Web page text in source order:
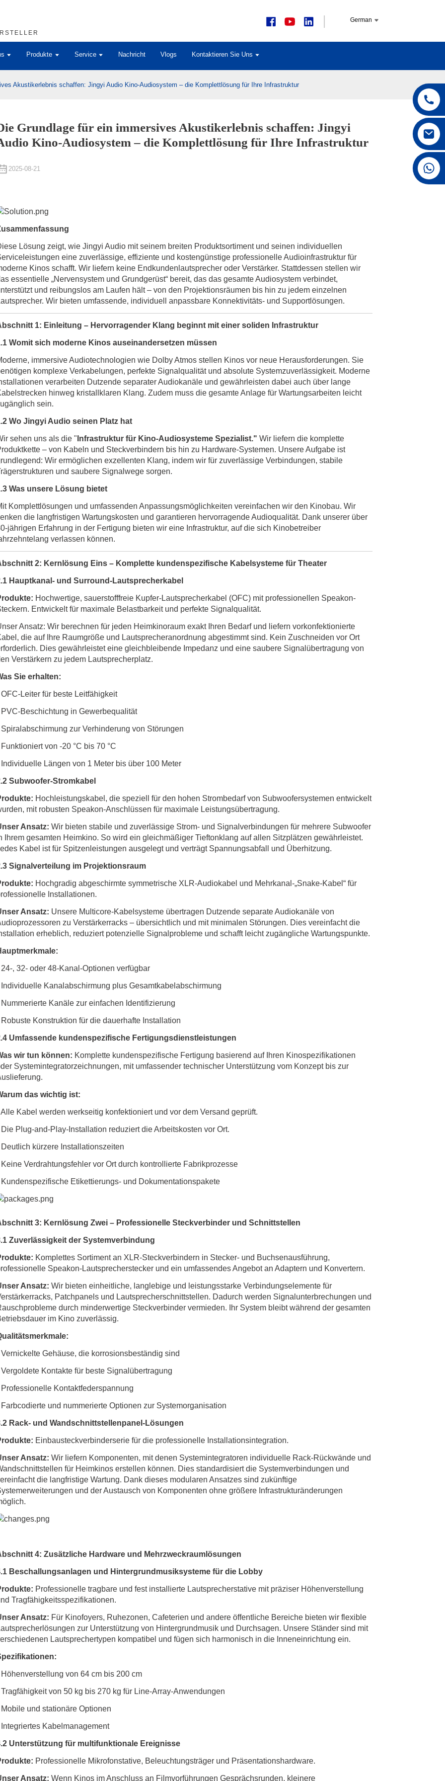
German
Produkte Service Nachricht Vlogs Kontaktieren Sie Uns
Akustikerlebnis schaffen: Jingyi Audio Kino-Audiosystem – die Komplettlösung für Ihre Infrastruktur
Grundlage für ein immersives Akustikerlebnis schaffen: Jingyi
Kino-Audiosystem – die Komplettlösung für Ihre Infrastruktur
2025-08-21
Lösung zeigt, wie Jingyi Audio mit seinem breiten Produktsortiment und seinen individuellen
eine zuverlässige, effiziente und kostengünstige professionelle Audioinfrastruktur für
Kinos schafft. Wir liefern keine Endkundenlautsprecher oder Verstärker. Stattdessen stellen wir
essentielle „Nervensystem und Grundgerüst“ bereit, das das gesamte Audiosystem verbindet,
und reibungslos am Laufen hält – von den Projektionsräumen bis hin zu jedem einzelnen
Wir bieten umfassende, individuell anpassbare Konnektivitäts- und Supportlösungen.
1: Einleitung – Hervorragender Klang beginnt mit einer soliden Infrastruktur
Womit sich moderne Kinos auseinandersetzen müssen
immersive Audiotechnologien wie Dolby Atmos stellen Kinos vor neue Herausforderungen. Sie
komplexe Verkabelungen, perfekte Signalqualität und absolute Systemzuverlässigkeit. Moderne
verarbeiten Dutzende separater Audiokanäle und gewährleisten dabei auch über lange
hinweg kristallklaren Klang. Zudem muss die gesamte Anlage für Wartungsarbeiten leicht
sein.
Wo Jingyi Audio seinen Platz hat
sehen uns als die " Infrastruktur für Kino-Audiosysteme Spezialist." Wir liefern die komplette
– von Kabeln und Steckverbindern bis hin zu Hardware-Systemen. Unsere Aufgabe ist
Wir ermöglichen exzellenten Klang, indem wir für zuverlässige Verbindungen, stabile
und saubere Signalwege sorgen.
Was unsere Lösung bietet
Komplettlösungen und umfassenden Anpassungsmöglichkeiten vereinfachen wir den Kinobau. Wir
die langfristigen Wartungskosten und garantieren hervorragende Audioqualität. Dank unserer über
jährigen Erfahrung in der Fertigung bieten wir eine Infrastruktur, auf die sich Kinobetreiber
verlassen können.
2: Kernlösung Eins – Komplette kundenspezifische Kabelsysteme für Theater
Hauptkanal- und Surround-Lautsprecherkabel
Hochwertige, sauerstofffreie Kupfer-Lautsprecherkabel (OFC) mit professionellen Speakon-
Entwickelt für maximale Belastbarkeit und perfekte Signalqualität.
Ansatz: Wir berechnen für jeden Heimkinoraum exakt Ihren Bedarf und liefern vorkonfektionierte
die auf Ihre Raumgröße und Lautsprecheranordnung abgestimmt sind. Kein Zuschneiden vor Ort
Dies gewährleistet eine gleichbleibende Impedanz und eine saubere Signalübertragung von
Verstärkern zu jedem Lautsprecherplatz.
Sie erhalten:
OFC-Leiter für beste Leitfähigkeit
PVC-Beschichtung in Gewerbequalität
Spiralabschirmung zur Verhinderung von Störungen
Funktioniert von -20 °C bis 70 °C
Individuelle Längen von 1 Meter bis über 100 Meter
Subwoofer-Stromkabel
Hochleistungskabel, die speziell für den hohen Strombedarf von Subwoofersystemen entwickelt
mit robusten Speakon-Anschlüssen für maximale Leistungsübertragung.
Ansatz: Wir bieten stabile und zuverlässige Strom- und Signalverbindungen für mehrere Subwoofer
Ihrem gesamten Heimkino. So wird ein gleichmäßiger Tieftonklang auf allen Sitzplätzen gewährleistet.
Kabel ist für Spitzenleistungen ausgelegt und verträgt Spannungsabfall und Überhitzung.
Signalverteilung im Projektionsraum
Hochgradig abgeschirmte symmetrische XLR-Audiokabel und Mehrkanal-„Snake-Kabel“ für
Installationen.
Ansatz: Unsere Multicore-Kabelsysteme übertragen Dutzende separate Audiokanäle von
zu Verstärkerracks – übersichtlich und mit minimalen Störungen. Dies vereinfacht die
erheblich, reduziert potenzielle Signalprobleme und schafft leicht zugängliche Wartungspunkte.
24-, 32- oder 48-Kanal-Optionen verfügbar
Individuelle Kanalabschirmung plus Gesamtkabelabschirmung
Nummerierte Kanäle zur einfachen Identifizierung
Robuste Konstruktion für die dauerhafte Installation
Umfassende kundenspezifische Fertigungsdienstleistungen
wir tun können: Komplette kundenspezifische Fertigung basierend auf Ihren Kinospezifikationen
Systemintegratorzeichnungen, mit umfassender technischer Unterstützung vom Konzept bis zur
das wichtig ist:
Alle Kabel werden werkseitig konfektioniert und vor dem Versand geprüft.
Die Plug-and-Play-Installation reduziert die Arbeitskosten vor Ort.
Deutlich kürzere Installationszeiten
Keine Verdrahtungsfehler vor Ort durch kontrollierte Fabrikprozesse
Kundenspezifische Etikettierungs- und Dokumentationspakete
3: Kernlösung Zwei – Professionelle Steckverbinder und Schnittstellen
Zuverlässigkeit der Systemverbindung
Komplettes Sortiment an XLR-Steckverbindern in Stecker- und Buchsenausführung,
Speakon-Lautsprecherstecker und ein umfassendes Angebot an Adaptern und Konvertern.
Ansatz: Wir bieten einheitliche, langlebige und leistungsstarke Verbindungselemente für
Patchpanels und Lautsprecherschnittstellen. Dadurch werden Signalunterbrechungen und
durch minderwertige Steckverbinder vermieden. Ihr System bleibt während der gesamten
im Kino zuverlässig.
Vernickelte Gehäuse, die korrosionsbeständig sind
Vergoldete Kontakte für beste Signalübertragung
Professionelle Kontaktfederspannung
Farbcodierte und nummerierte Optionen zur Systemorganisation
Rack- und Wandschnittstellenpanel-Lösungen
Einbausteckverbinderserie für die professionelle Installationsintegration.
Ansatz: Wir liefern Komponenten, mit denen Systemintegratoren individuelle Rack-Rückwände und
für Heimkinos erstellen können. Dies standardisiert die Systemverbindungen und
die langfristige Wartung. Dank dieses modularen Ansatzes sind zukünftige
und der Austausch von Komponenten ohne größere Infrastrukturänderungen
4: Zusätzliche Hardware und Mehrzweckraumlösungen
Beschallungsanlagen und Hintergrundmusiksysteme für die Lobby
Professionelle tragbare und fest installierte Lautsprecherstative mit präziser Höhenverstellung
Tragfähigkeitsspezifikationen.
Ansatz: Für Kinofoyers, Ruhezonen, Cafeterien und andere öffentliche Bereiche bieten wir flexible
zur Unterstützung von Hintergrundmusik und Durchsagen. Unsere Ständer sind mit
Lautsprechertypen kompatibel und fügen sich harmonisch in die Inneneinrichtung ein.
Höhenverstellung von 64 cm bis 200 cm
Tragfähigkeit von 50 kg bis 270 kg für Line-Array-Anwendungen
Mobile und stationäre Optionen
Integriertes Kabelmanagement
Unterstützung für multifunktionale Ereignisse
Professionelle Mikrofonstative, Beleuchtungsträger und Präsentationshardware.
Ansatz: Wenn Kinos im Anschluss an Filmvorführungen Gesprächsrunden, kleinere